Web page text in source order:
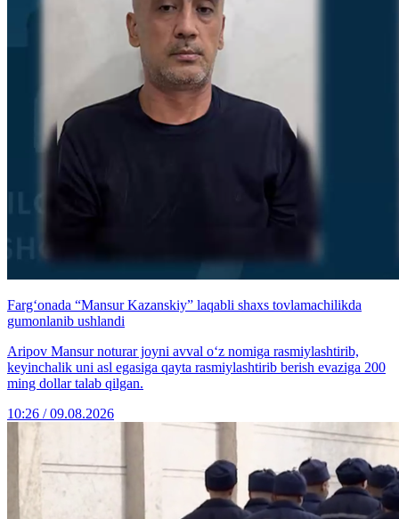
Farg‘onada “Mansur Kazanskiy” laqabli shaxs tovlamachilikda
gumonlanib ushlandi
Aripov Mansur noturar joyni avval o‘z nomiga rasmiylashtirib,
keyinchalik uni asl egasiga qayta rasmiylashtirib berish evaziga 200
ming dollar talab qilgan.
10:26 / 09.08.2026